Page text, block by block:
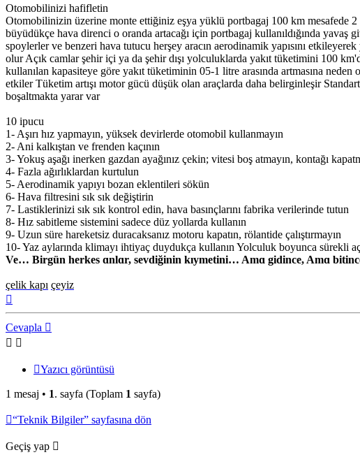
Otomobilinizi hafifletin
Otomobilinizin üzerine monte ettiğiniz eşya yüklü portbagaj 100 km mesafede 2
büyüdükçe hava direnci o oranda artacağı için portbagaj kullanıldığında
spoylerler ve benzeri hava tutucu herşey aracın aerodinamik yapısını
olur Açık camlar şehir içi ya da şehir dışı yolculuklarda yakıt tüketimini 100
kullanılan kapasiteye göre yakıt tüketiminin 05-1 litre arasında artmasına
etkiler Tüketim artışı motor gücü düşük olan araçlarda daha belirginleşir
boşaltmakta yarar var
10 ipucu
1- Aşırı hız yapmayın, yüksek devirlerde otomobil kullanmayın
2- Ani kalkıştan ve frenden kaçının
3- Yokuş aşağı inerken gazdan ayağınız çekin; vitesi boş atmayın, kontağı
4- Fazla ağırlıklardan kurtulun
5- Aerodinamik yapıyı bozan eklentileri sökün
6- Hava filtresini sık sık değiştirin
7- Lastiklerinizi sık sık kontrol edin, hava basınçlarını fabrika verilerinde tutun
8- Hız sabitleme sistemini sadece düz yollarda kullanın
9- Uzun süre hareketsiz duracaksanız motoru kapatın, rölantide çalıştırmayın
10- Yaz aylarında klimayı ihtiyaç duydukça kullanın Yolculuk boyunca sürekli
Ve… Birgün herkes ɑnlɑr, sevdiğinin kıymetini… Amɑ gidince, Amɑ
çelik kapı çeyiz
Cevapla
Yazıcı görüntüsü
1 mesaj • 1. sayfa (Toplam 1 sayfa)
“Teknik Bilgiler” sayfasına dön
Geçiş yap